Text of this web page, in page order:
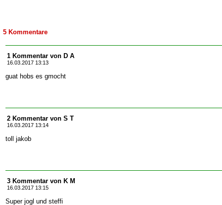
5 Kommentare
1 Kommentar von D A
16.03.2017 13:13
guat hobs es gmocht
2 Kommentar von S T
16.03.2017 13:14
toll jakob
3 Kommentar von K M
16.03.2017 13:15
Super jogl und steffi